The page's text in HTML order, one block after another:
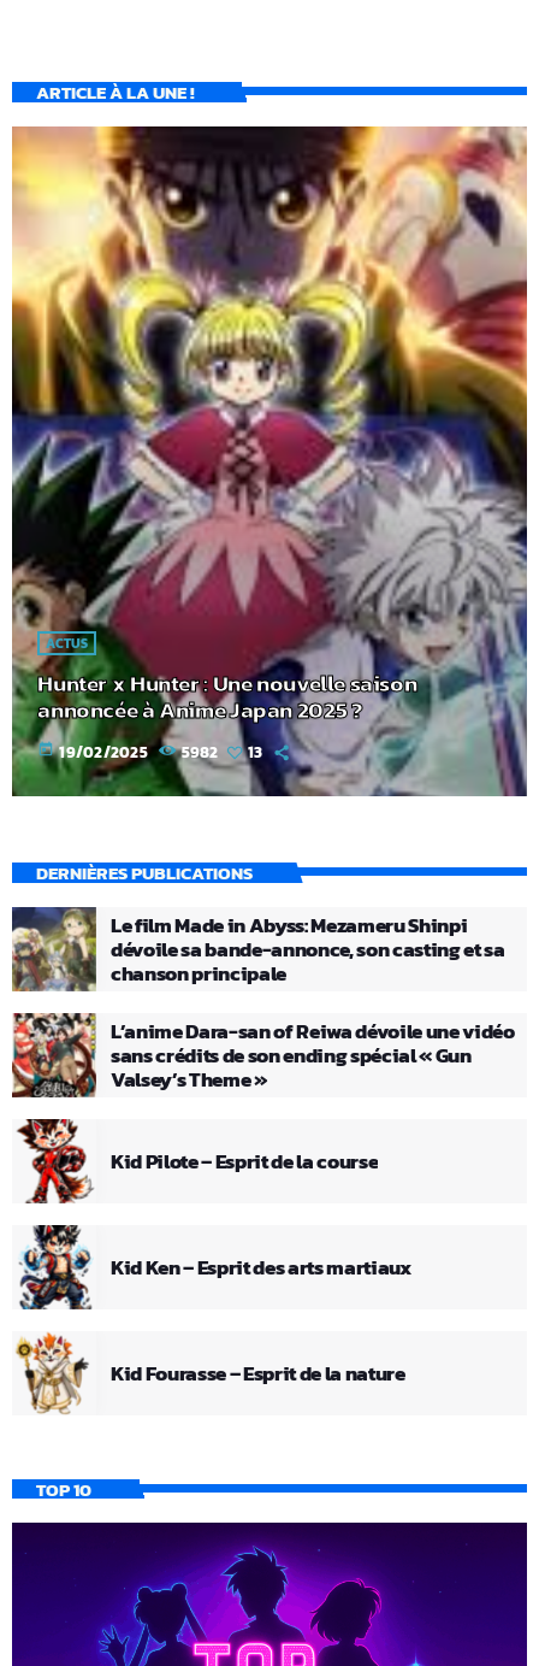
ARTICLE À LA UNE !
ACTUS
Hunter x Hunter : Une nouvelle saison
annoncée à Anime Japan 2025 ?
today 19/02/2025 5982 13
DERNIÈRES PUBLICATIONS
Le film Made in Abyss: Mezameru Shinpi
dévoile sa bande-annonce, son casting et sa
chanson principale
L’anime Dara-san of Reiwa dévoile une vidéo
sans crédits de son ending spécial « Gun
Valsey’s Theme »
Kid Pilote – Esprit de la course
Kid Ken – Esprit des arts martiaux
Kid Fourasse – Esprit de la nature
TOP 10